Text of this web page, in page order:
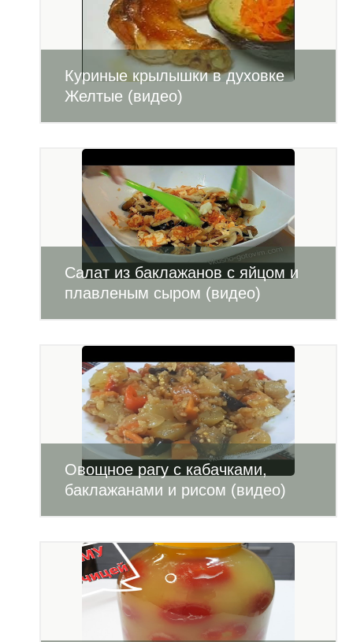
Куриные крылышки в духовке
Желтые (видео)
Салат из баклажанов с яйцом и
плавленым сыром (видео)
Овощное рагу с кабачками,
баклажанами и рисом (видео)